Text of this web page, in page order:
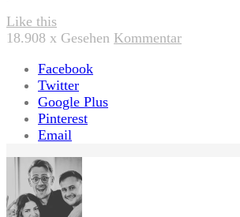
Like this
18.908 x Gesehen Kommentar
Facebook
Twitter
Google Plus
Pinterest
Email